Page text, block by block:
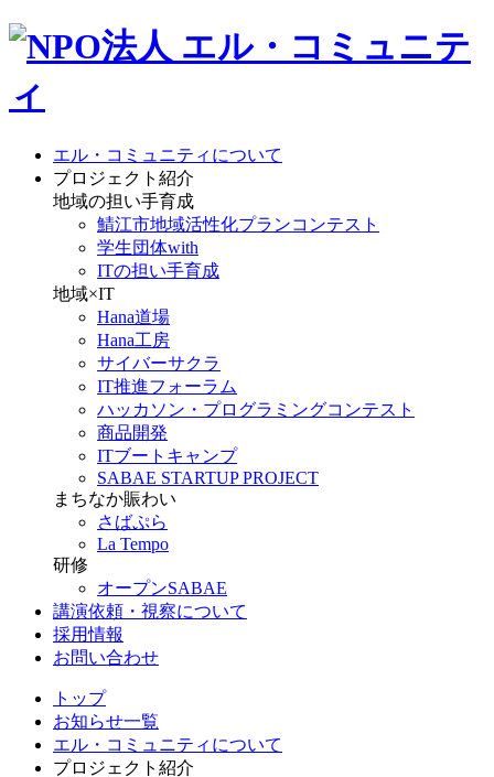
エル・コミュニティについて
プロジェクト紹介
地域の担い手育成
鯖江市地域活性化プランコンテスト
学生団体with
ITの担い手育成
地域×IT
Hana道場
Hana工房
サイバーサクラ
IT推進フォーラム
ハッカソン・プログラミングコンテスト
商品開発
ITブートキャンプ
SABAE STARTUP PROJECT
まちなか賑わい
さばぷら
La Tempo
研修
オープンSABAE
講演依頼・視察について
採用情報
お問い合わせ
トップ
お知らせ一覧
エル・コミュニティについて
プロジェクト紹介